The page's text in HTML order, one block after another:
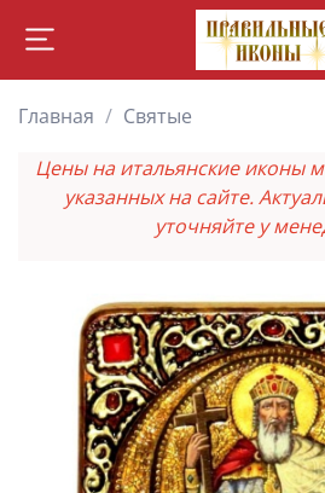
Главная
Святые
Цены на итальянские иконы
указанных на сайте.
уточняйте у